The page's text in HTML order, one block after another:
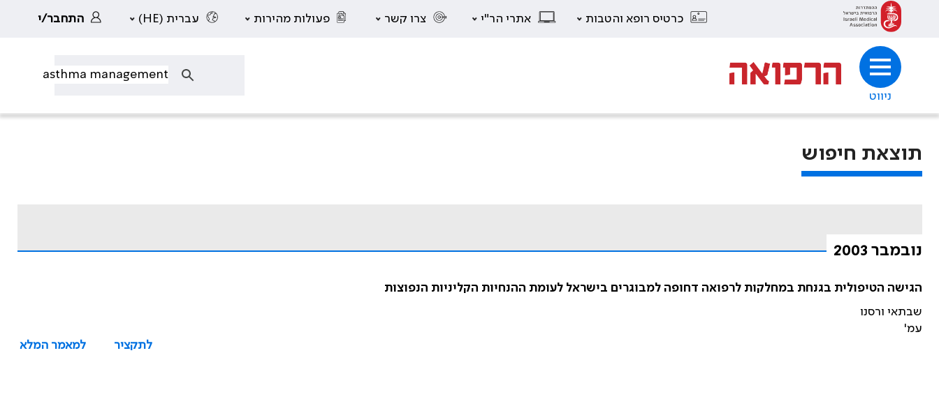
כרטיס רופא והטבות אתרי הר"י צרו קשר פעולות מהירות עברית (HE) התחבר/י
ניווט
תוצאת חיפוש
נובמבר 2003
הגישה הטיפולית בגנחת במחלקות לרפואה דחופה למבוגרים בישראל לעומת ההנחיות הקליניות הנפוצות
שבתאי ורסנו
עמ'
לתקציר
למאמר המלא